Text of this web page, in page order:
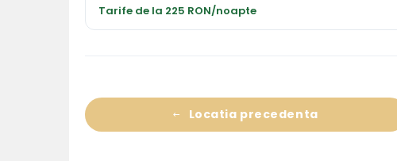
Tarife de la 225 RON/noapte
Locatia precedenta